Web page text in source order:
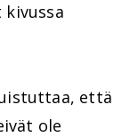
että
ole